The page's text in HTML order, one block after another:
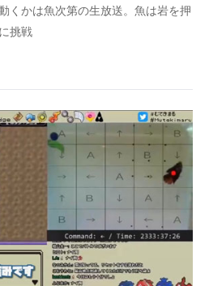
援
ト
くかは魚次第の生放送。魚は岩を押
挑戦